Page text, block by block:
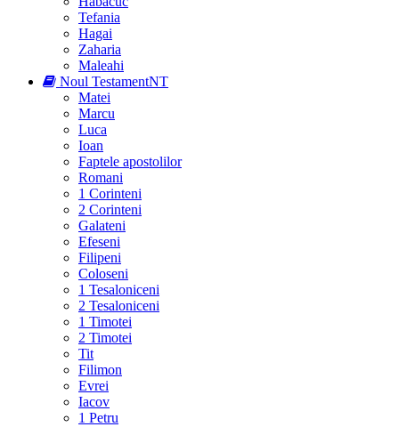
Tefania
Hagai
Zaharia
Maleahi
Noul TestamentNT
Matei
Marcu
Luca
Ioan
Faptele apostolilor
Romani
1 Corinteni
2 Corinteni
Galateni
Efeseni
Filipeni
Coloseni
1 Tesaloniceni
2 Tesaloniceni
1 Timotei
2 Timotei
Tit
Filimon
Evrei
Iacov
1 Petru